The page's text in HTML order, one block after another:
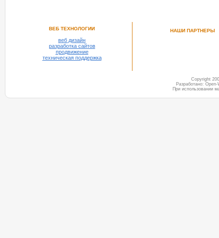
ВЕБ ТЕХНОЛОГИИ
веб дизайн
разработка сайтов
продвижение
техническая поддержка
НАШИ ПАРТНЕРЫ
Copyright
Разработано:
При использовании